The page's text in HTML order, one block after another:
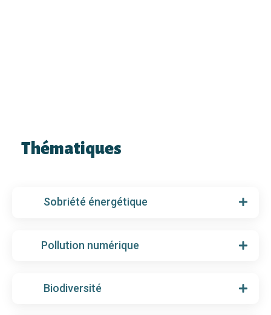
Thématiques
Sobriété énergétique
Pollution numérique
Biodiversité